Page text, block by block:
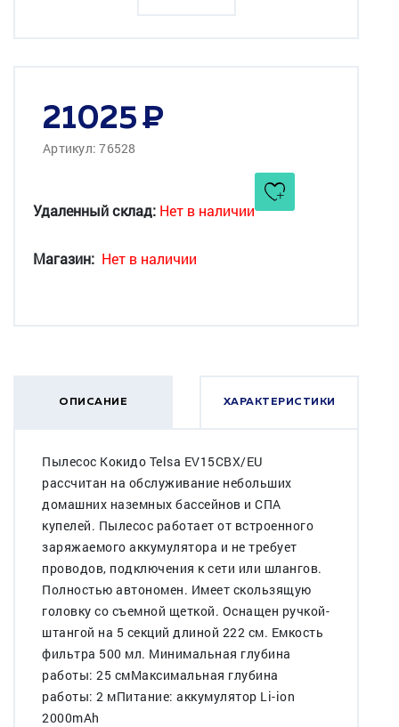
21025
Артикул: 76528
Удаленный склад: Нет в наличии
Магазин: Нет в наличии
ОПИСАНИЕ ХАРАКТЕРИСТИКИ
Пылесос Кокидо Telsa EV15CBX/EU
рассчитан на обслуживание небольших
домашних наземных бассейнов и СПА
купелей. Пылесос работает от встроенного
заряжаемого аккумулятора и не требует
проводов, подключения к сети или шлангов.
Полностью автономен. Имеет скользящую
головку со съемной щеткой. Оснащен ручкой-
штангой на 5 секций длиной 222 см. Емкость
фильтра 500 мл. Минимальная глубина
работы: 25 смМаксимальная глубина
работы: 2 мПитание: аккумулятор Li-ion
2000mAh